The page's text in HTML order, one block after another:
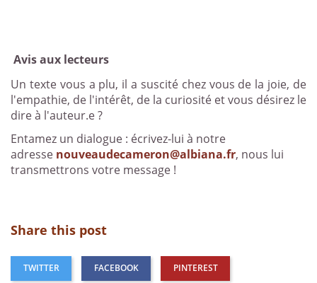
Avis aux lecteurs
Un texte vous a plu, il a suscité chez vous de la joie, de
l'empathie, de l'intérêt, de la curiosité et vous désirez le
dire à l'auteur.e ?
Entamez un dialogue : écrivez-lui à notre
adresse nouveaudecameron@albiana.fr, nous lui
transmettrons votre message !
Share this post
TWITTER FACEBOOK PINTEREST